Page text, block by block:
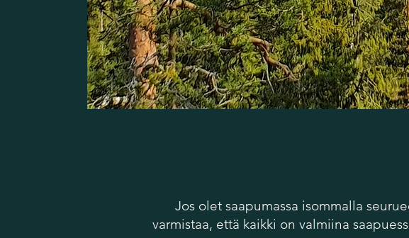
Jos olet saapumassa isommalla
varmistaa, että kaikki on valmiina